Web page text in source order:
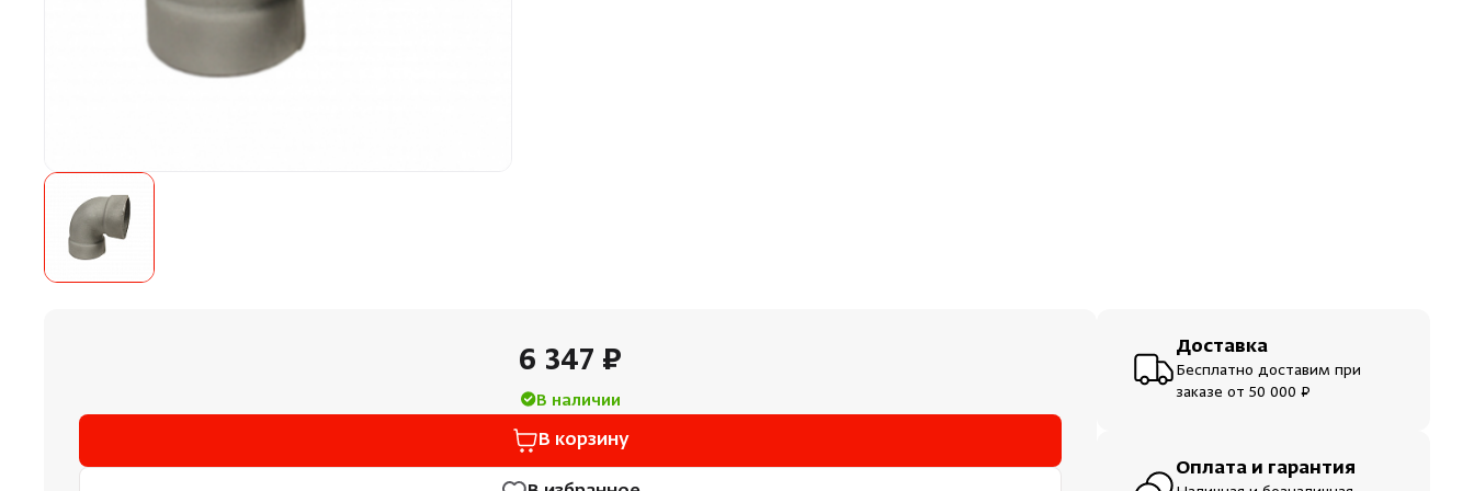
6 347 ₽
В наличии
В корзину
Доставка
Бесплатно доставим при
заказе от 50 000 ₽
Оплата и гарантия